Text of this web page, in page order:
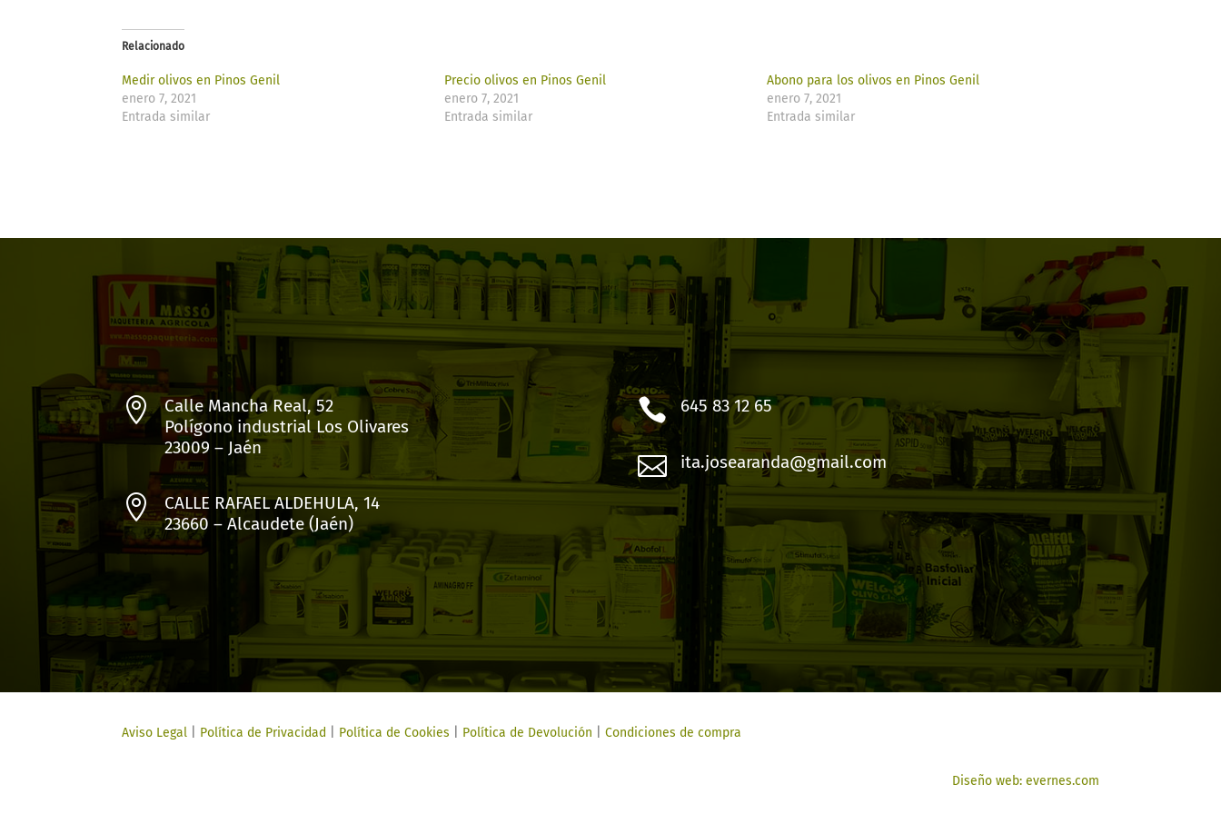
Relacionado
Medir olivos en Pinos Genil
enero 7, 2021
Entrada similar
Precio olivos en Pinos Genil
enero 7, 2021
Entrada similar
Abono para los olivos en Pinos Genil
enero 7, 2021
Entrada similar

Calle Mancha Real, 52
Polígono industrial Los Olivares
23009 – Jaén

CALLE RAFAEL ALDEHULA, 14
23660 – Alcaudete (Jaén)
 645 83 12 65
 ita.josearanda@gmail.com
Aviso Legal Política de Privacidad Política de Cookies Política de Devolución |Condiciones de compra
Diseño web: evernes.com